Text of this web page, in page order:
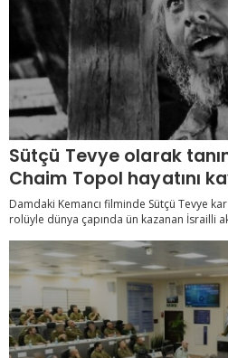
Sütçü Tevye olarak
Chaim Topol hayatını
Damdaki Kemancı filminde Sütçü Tevye
rolüyle dünya çapında ün kazanan İsrailli